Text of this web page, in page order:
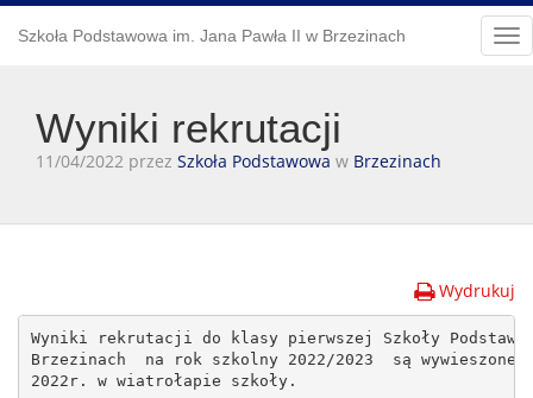
Szkoła Podstawowa im. Jana Pawła II w Brzezinach
Wyniki rekrutacji
11/04/2022 przez Szkoła Podstawowa w Brzezinach
Wydrukuj
Wyniki rekrutacji do klasy pierwszej Szkoły
Brzezinach  na rok szkolny 2022/2023  są
2022r. w wiatrołapie szkoły.